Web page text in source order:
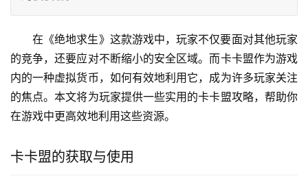
在《绝地求生》这款游戏中，玩家不仅要面对其他玩家
的竞争，还要应对不断缩小的安全区域。而卡卡盟作为游戏
内的一种虚拟货币，如何有效地利用它，成为许多玩家关注
的焦点。本文将为玩家提供一些实用的卡卡盟攻略，帮助你
在游戏中更高效地利用这些资源。
卡卡盟的获取与使用